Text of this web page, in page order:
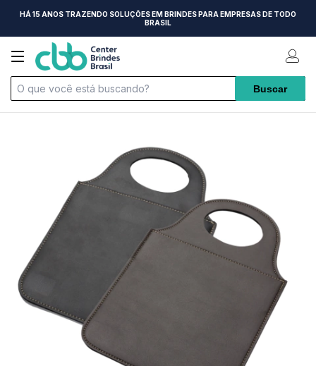
HÁ 15 ANOS TRAZENDO SOLUÇÕES EM BRINDES PARA EMPRESAS DE TODO
BRASIL